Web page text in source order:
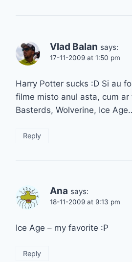
Vlad Balan says:
17-11-2009 at 1:50 pm
Harry Potter sucks :D Si au
filme misto anul asta, cum ar
Basterds, Wolverine, Ice
Reply
Ana says:
18-11-2009 at 9:13 pm
Ice Age – my favorite :P
Reply